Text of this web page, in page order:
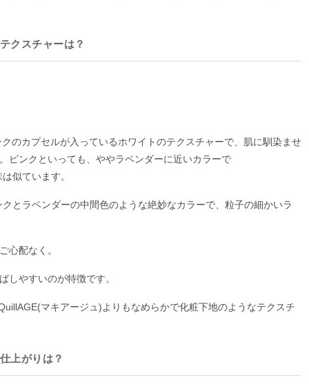
クスチャーは？
のカプセルが入っているホワイトのテクスチャーで、肌に馴染ませ
ピンクといっても、ややラベンダーに近いカラーで
似ています。
とラベンダーの中間色のような絶妙なカラーで、粒子の細かいラ
心配なく。
しやすいのが特徴です。
マキアージュ)よりもなめらかで化粧下地のようなテクスチ
上がりは？